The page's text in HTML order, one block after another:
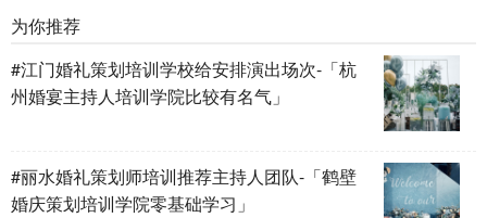
为你推荐
#江门婚礼策划培训学校给安排演出场次-「杭
州婚宴主持人培训学院比较有名气」
#丽水婚礼策划师培训推荐主持人团队-「鹤壁
婚庆策划培训学院零基础学习」